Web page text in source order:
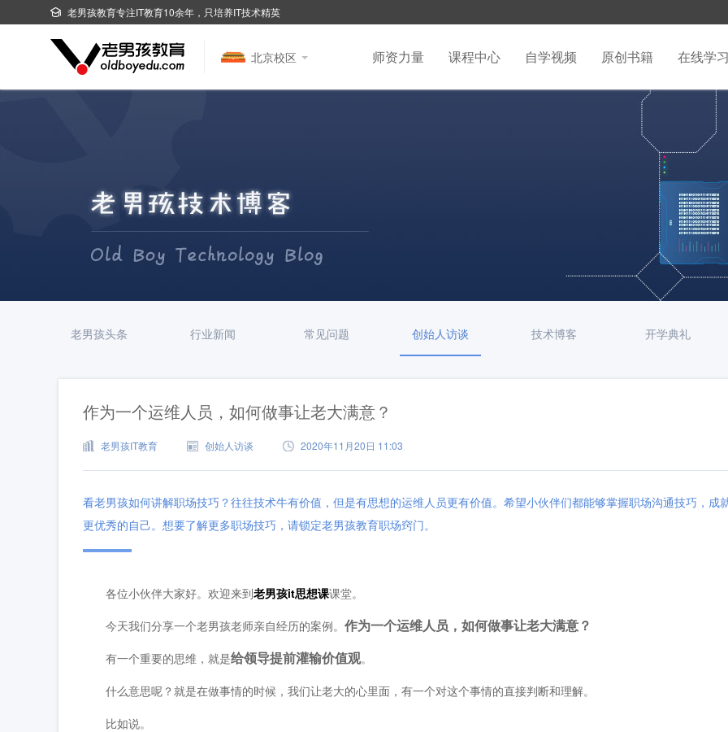
老男孩教育专注IT教育10余年，只培养IT技术精英
北京校区 师资力量 课程中心 自学视频 原创书籍 在线学
老男孩头条 行业新闻 常见问题 创始人访谈 技术博客 开学典礼
作为一个运维人员，如何做事让老大满意？
老男孩IT教育 创始人访谈 2020年11月20日 11:03
看老男孩如何讲解职场技巧？往往技术牛有价值，但是有思想的运维人员更有价值。希望小伙伴们都能够掌握职场沟通技巧，成
更优秀的自己。想要了解更多职场技巧，请锁定老男孩教育职场窍门。
各位小伙伴大家好。欢迎来到老男孩it思想课课堂。
今天我们分享一个老男孩老师亲自经历的案例。 作为一个运维人员，如何做事让老大满意？
有一个重要的思维，就是给领导提前灌输价值观。
什么意思呢？就是在做事情的时候，我们让老大的心里面，有一个对这个事情的直接判断和理解。
比如说。